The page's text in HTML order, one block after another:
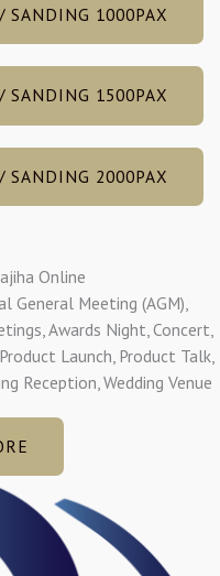
SANDING 1000PAX
SANDING 1500PAX
SANDING 2000PAX
Online
General Meeting (AGM),
Awards Night, Concert,
Launch, Product Talk,
Reception, Wedding Venue